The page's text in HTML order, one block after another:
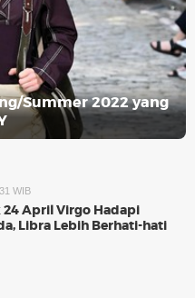
Summer 2022 yang
WIB
24 April Virgo Hadapi
Libra Lebih Berhati-hati